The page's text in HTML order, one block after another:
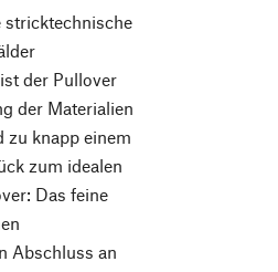
stricktechnische
der Pullover
der Materialien
zu knapp einem
zum idealen
Das feine
Abschluss an